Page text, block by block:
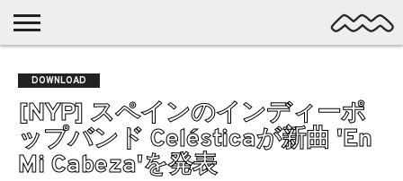
MUSIC
LATEST
POSTS
SPOTLIGHT
NYP
/ DL
DISCOVERY
ROCK
POP
ALTERNATIVE
ELECTRONIC
SSW
DOWNLOAD
[NYP] スペインのインディーポ
ップバンド Celésticaが新曲 'En
Mi Cabeza'を発表